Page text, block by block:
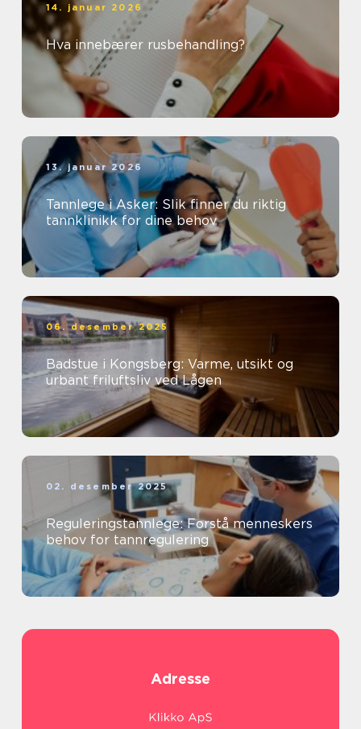
14. januar 2026
Hva innebærer rusbehandling?
13. januar 2026
Tannlege i Asker: Slik finner du riktig
tannklinikk for dine behov
06. desember 2025
Badstue i Kongsberg: Varme, utsikt og
urbant friluftsliv ved Lågen
02. desember 2025
Reguleringstannlege: Forstå menneskers
behov for tannregulering
Adresse